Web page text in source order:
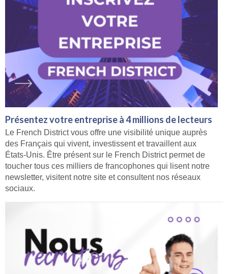
Présentez votre entreprise à 4 millions de lecteurs
Le French District vous offre une visibilité unique auprès
des Français qui vivent, investissent et travaillent aux
États-Unis. Être présent sur le French District permet de
toucher tous ces milliers de francophones qui lisent notre
newsletter, visitent notre site et consultent nos réseaux
sociaux.